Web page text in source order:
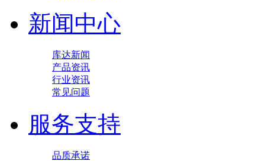
新闻中心
库达新闻
产品资讯
行业资讯
常见问题
服务支持
品质承诺